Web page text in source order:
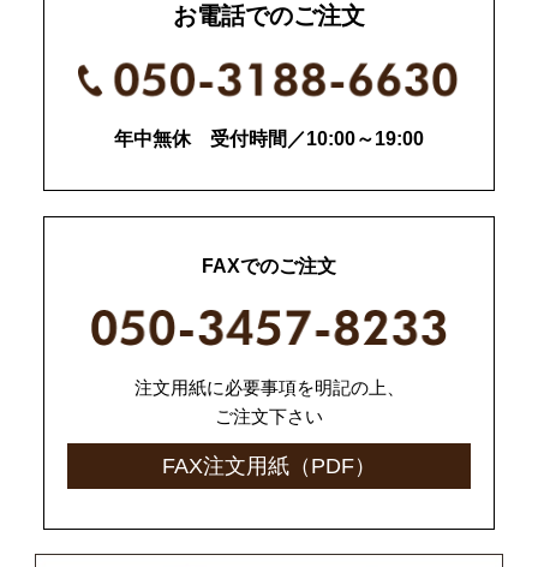
お電話でのご注文
年中無休 受付時間／10:00～19:00
FAXでのご注文
注文用紙に必要事項を明記の上、
ご注文下さい
FAX注文用紙（PDF）